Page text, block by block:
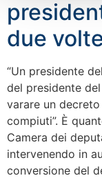
due
“Un presidente
del presidente
varare un
compiuti”. È
Camera dei
intervenendo in
conversione del